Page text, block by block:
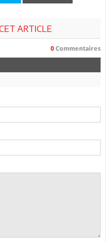
ARTICLE
0 Commentaires